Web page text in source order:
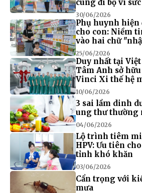
cùng đi bộ vì
30/06/2026
Phụ huynh hiện
cho con: Niềm
vào hai chữ
25/06/2026
Duy nhất tại
Tâm Anh sở
Vinci Xi thế hệ
10/06/2026
3 sai lầm dinh
ung thư thường
04/06/2026
Lộ trình tiêm
HPV: Ưu tiên
tỉnh khó khăn
03/06/2026
Cẩn trọng với
mưa